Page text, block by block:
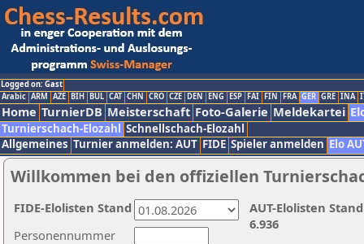
Logged on: Gast
Arabic ARM AZE BIH BUL CAT CHN CRO CZE DEN ENG ESP FAI FIN FRA GER GRE INA
Home TurnierDB Meisterschaft Foto-Galerie Meldekartei
Turnierschach-Elozahl Schnellschach-Elozahl
Allgemeines Turnier anmelden: AUT FIDE Spieler anmelden Elo
Willkommen bei den offiziellen
Personennummer
AUT-Elolisten
6.936
FIDE-Elolisten Stand